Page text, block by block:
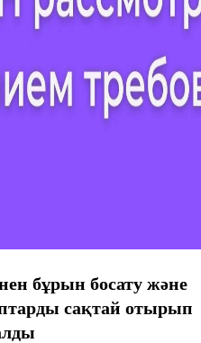
бұрын босату және
сақтай отырып